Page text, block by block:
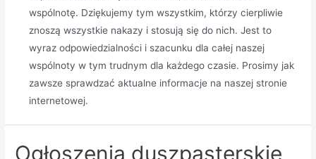
wspólnotę. Dziękujemy tym wszystkim, którzy cierpliwie
znoszą wszystkie nakazy i stosują się do nich. Jest to
wyraz odpowiedzialności i szacunku dla całej naszej
wspólnoty w tym trudnym dla każdego czasie. Prosimy jak
zawsze sprawdzać aktualne informacje na naszej stronie
internetowej.
Ogłoszenia duszpasterskie